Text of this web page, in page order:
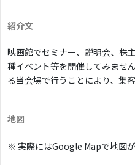
紹介文
映画館でセミナー、説明会、株
種イベント等を開催してみませ
る当会場で行うことにより、集
地図
※ 実際にはGoogle Mapで地図